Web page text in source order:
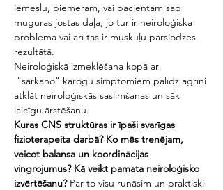
iemeslu, piemēram, vai pacientam sāp
muguras jostas daļa, jo tur ir neiroloģiska
problēma vai arī tas ir muskuļu pārslodzes
rezultātā.
Neiroloģiskā izmeklēšana kopā ar
"sarkano" karogu simptomiem palīdz agrīni
atklāt neiroloģiskās saslimšanas un sāk
laicīgu ārstēšanu.
Kuras CNS struktūras ir īpaši svarīgas
fizioterapeita darbā? Ko mēs trenējam,
veicot balansa un koordinācijas
vingrojumus? Kā veikt pamata neiroloģisko
izvērtēšanu? Par to visu runāsim un praktiski